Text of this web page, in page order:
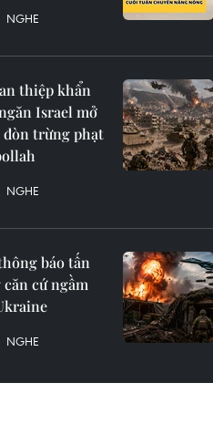
NGHE
thiệp khẩn
Israel mở
trừng phạt
NGHE
báo tấn
căn cứ ngầm
NGHE